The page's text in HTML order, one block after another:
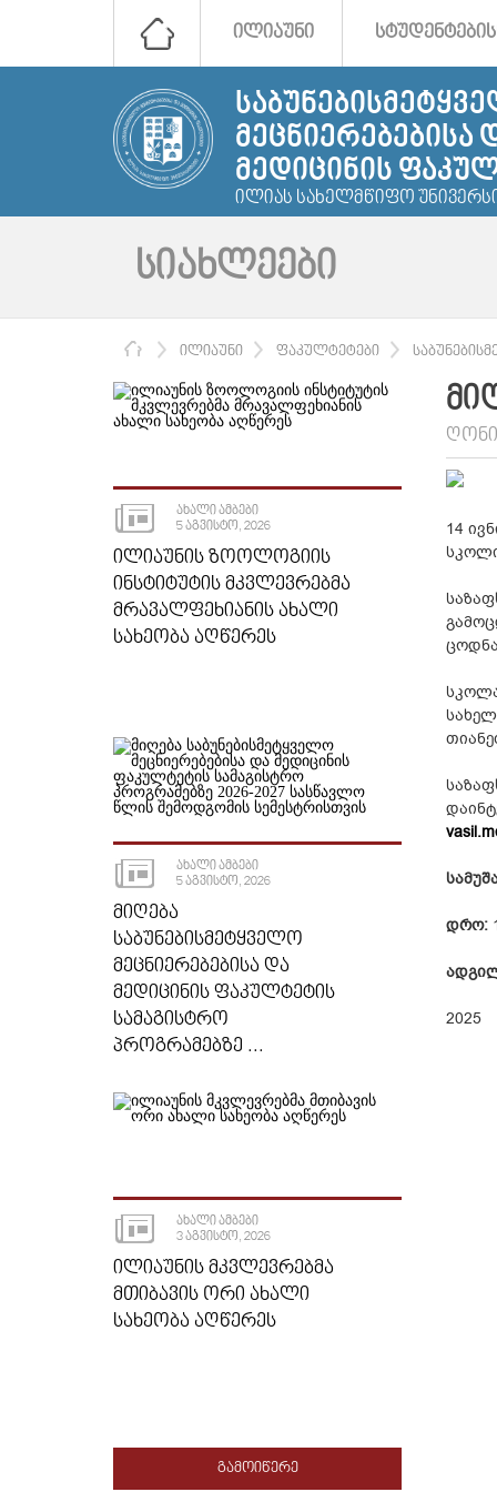
ᲘᲚᲘᲐᲣᲜᲘ
ᲛᲔᲪᲜᲘᲔᲠᲔᲑᲔᲑᲘᲡᲐ
ᲛᲔᲓᲘᲪᲘᲜᲘᲡ
ᲘᲚᲘᲐᲡ ᲡᲐᲮᲔᲚᲛᲬᲘᲤᲝ
ᲡᲘᲐᲮᲚᲔᲔᲑᲘ
ᲛᲗᲐᲕᲐᲠᲘ
ᲘᲚᲘᲐᲣᲜᲘ ᲤᲐᲙᲣᲚᲢᲔᲢᲔᲑᲘ
ᲐᲮᲐᲚᲘ ᲐᲛᲑᲔᲑᲘ
5 ᲐᲒᲕᲘᲡᲢᲝ, 2026
ᲘᲚᲘᲐᲣᲜᲘᲡ ᲖᲝᲝᲚᲝᲒᲘᲘᲡ
ᲘᲜᲡᲢᲘᲢᲣᲢᲘᲡ ᲛᲙᲕᲚᲔᲕᲠᲔᲑᲛᲐ
ᲛᲠᲐᲕᲐᲚᲤᲔᲮᲘᲐᲜᲘᲡ ᲐᲮᲐᲚᲘ
ᲡᲐᲮᲔᲝᲑᲐ ᲐᲦᲬᲔᲠᲔᲡ
ᲐᲮᲐᲚᲘ ᲐᲛᲑᲔᲑᲘ
5 ᲐᲒᲕᲘᲡᲢᲝ, 2026
ᲛᲘᲦᲔᲑᲐ
ᲡᲐᲑᲣᲜᲔᲑᲘᲡᲛᲔᲢᲧᲕᲔᲚᲝ
ᲛᲔᲪᲜᲘᲔᲠᲔᲑᲔᲑᲘᲡᲐ ᲓᲐ
ᲛᲔᲓᲘᲪᲘᲜᲘᲡ ᲤᲐᲙᲣᲚᲢᲔᲢᲘᲡ
ᲡᲐᲛᲐᲒᲘᲡᲢᲠᲝ
ᲞᲠᲝᲒᲠᲐᲛᲔᲑᲖᲔ ...
ᲐᲮᲐᲚᲘ ᲐᲛᲑᲔᲑᲘ
3 ᲐᲒᲕᲘᲡᲢᲝ, 2026
ᲘᲚᲘᲐᲣᲜᲘᲡ ᲛᲙᲕᲚᲔᲕᲠᲔᲑᲛᲐ
ᲛᲗᲘᲑᲐᲕᲘᲡ ᲝᲠᲘ ᲐᲮᲐᲚᲘ
ᲡᲐᲮᲔᲝᲑᲐ ᲐᲦᲬᲔᲠᲔᲡ
ᲒᲐᲛᲝᲘᲬᲔᲠᲔ
14
დრო:
2025